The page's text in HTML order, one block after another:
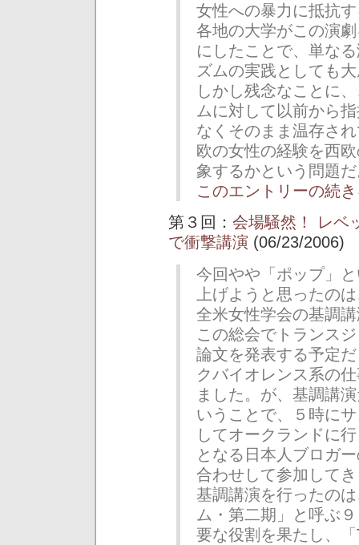
女性への暴力に抵抗
各地の大学がこの演
にしたことで、単な
ズムの実践としても
しかし残念なことに
ムに対して以前から
なくそのまま温存さ
欧の女性の経験を西
象するかという問題
このエントリーの続
第３回： 会場騒然！ レベ
で衝撃講演 (06/23/2006)
今回やや「ポップ」
上げようと思ったの
全米女性学会の基調
この総会でトランス
論文を発表する予定
クバイオレンス系の
ました。が、基調講
いうことで、５時に
してオークランドに
となる日本人ブロガ
合わせして参加して
基調講演を行ったの
ム・第二期」と呼ぶ
要な役割を果たし、「